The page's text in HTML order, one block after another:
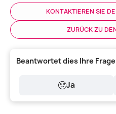
KONTAKTIEREN SIE
ZURÜCK ZU
Beantwortet dies Ihre
Ja